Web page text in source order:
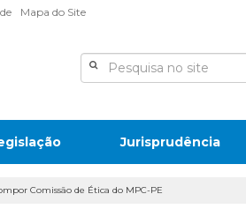
Mapa do Site
Jurisprudência
Comissão de Ética do MPC-PE